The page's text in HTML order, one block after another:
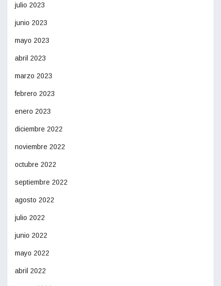
julio 2023
junio 2023
mayo 2023
abril 2023
marzo 2023
febrero 2023
enero 2023
diciembre 2022
noviembre 2022
octubre 2022
septiembre 2022
agosto 2022
julio 2022
junio 2022
mayo 2022
abril 2022